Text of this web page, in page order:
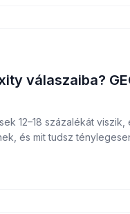
válaszaiba?
12–18 százalékát
és mit tudsz